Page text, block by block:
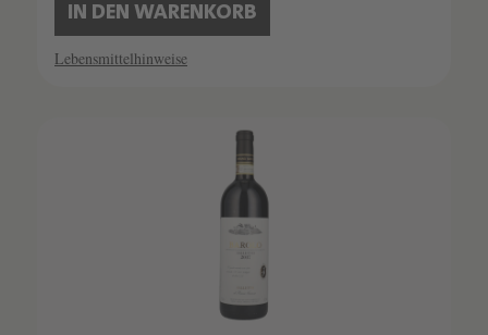
IN DEN WARENKORB
Lebensmittelhinweise